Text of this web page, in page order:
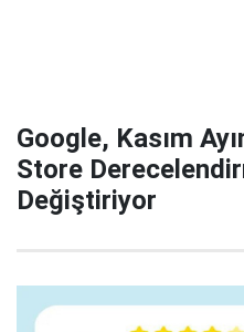
Google, Kasım
Store
Değiştiriyor